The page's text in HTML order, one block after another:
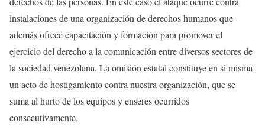
instalaciones de una organización de derechos humanos que
además ofrece capacitación y formación para promover el
ejercicio del derecho a la comunicación entre diversos sectores de
la sociedad venezolana. La omisión estatal constituye en si misma
un acto de hostigamiento contra nuestra organización, que se
suma al hurto de los equipos y enseres ocurridos
consecutivamente.